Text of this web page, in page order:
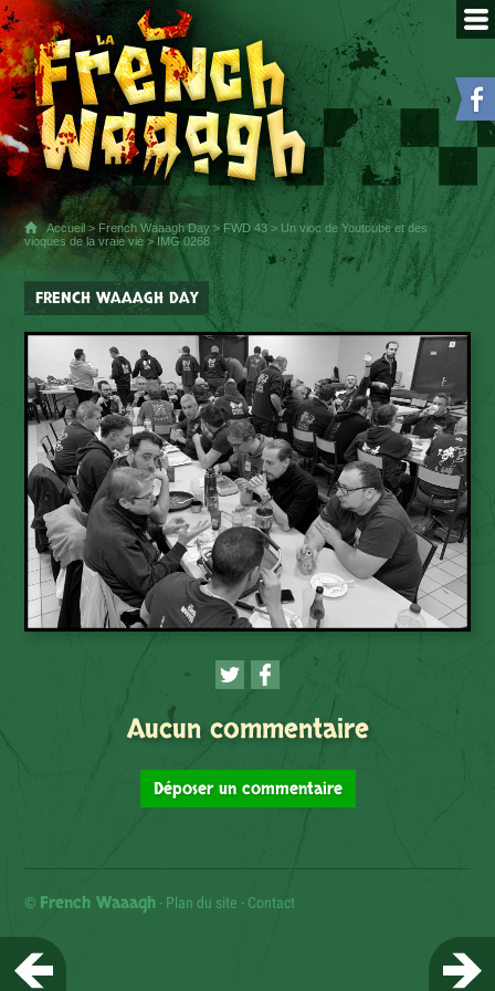
Accueil> French Waaagh Day>FWD 43 > Un vioc de Youtoube et des
vioques de la vraie vie> IMG 0268
FRENCH WAAAGH DAY
Aucun commentaire
Déposer un commentaire
© French Waaagh- Plan du site - Contact